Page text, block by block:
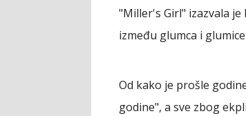
"Miller's Girl" izazvala
između glumca i glumice.
Od kako je prošle
godine", a sve zbog